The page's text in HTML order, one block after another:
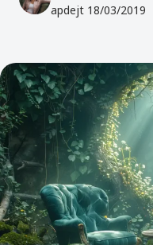
apdejt 18/03/2019